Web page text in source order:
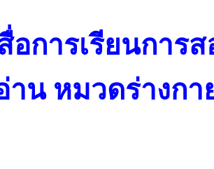
อการเรียนการ
น หมวดร่างกา